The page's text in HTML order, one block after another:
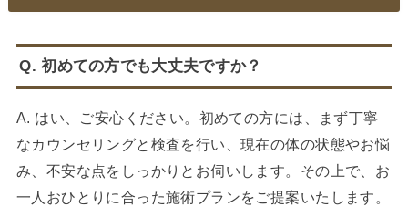
Q. 初めての方でも大丈夫ですか？
A. はい、ご安心ください。初めての方には、まず丁寧
なカウンセリングと検査を行い、現在の体の状態やお悩
み、不安な点をしっかりとお伺いします。その上で、お
一人おひとりに合った施術プランをご提案いたします。